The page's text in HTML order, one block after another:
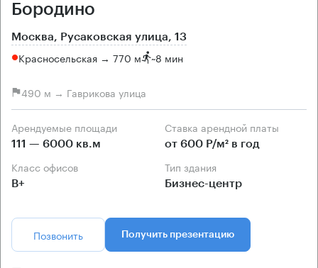
Бородино
Москва, Русаковская улица, 13
Красносельская → 770 м ~8 мин
490 м → Гаврикова улица
Арендуемые площади
111 — 6000 кв.м
Ставка арендной платы
от 600 Р/м² в год
Класс офисов
B+
Тип здания
Бизнес-центр
Позвонить Получить презентацию